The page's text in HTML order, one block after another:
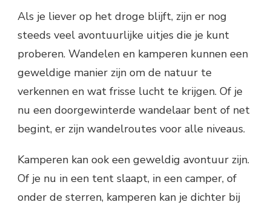
Als je liever op het droge blijft, zijn er nog
steeds veel avontuurlijke uitjes die je kunt
proberen. Wandelen en kamperen kunnen een
geweldige manier zijn om de natuur te
verkennen en wat frisse lucht te krijgen. Of je
nu een doorgewinterde wandelaar bent of net
begint, er zijn wandelroutes voor alle niveaus.
Kamperen kan ook een geweldig avontuur zijn.
Of je nu in een tent slaapt, in een camper, of
onder de sterren, kamperen kan je dichter bij